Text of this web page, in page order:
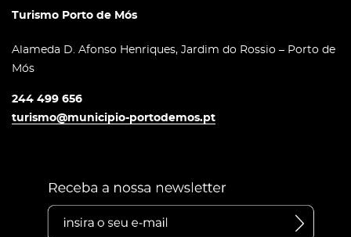
Turismo Porto de Mós
Alameda D. Afonso Henriques, Jardim do Rossio – Porto de
Mós
244 499 656
turismo@municipio-portodemos.pt